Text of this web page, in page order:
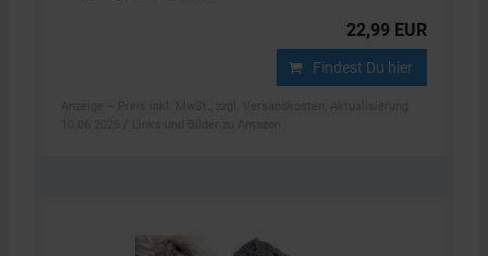
22,99 EUR
Findest Du hier